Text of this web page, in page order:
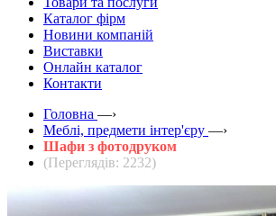
Каталог фірм
Новини компаній
Виставки
Онлайн каталог
Контакти
Головна —›
Меблі, предмети інтер'єру —›
Шафи з фотодруком
(Переглядів: 2232)